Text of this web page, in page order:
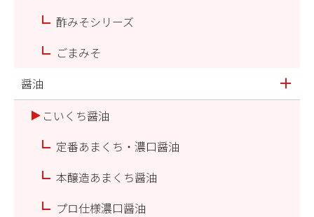
酢みそシリーズ
ごまみそ
醤油
こいくち醤油
定番あまくち・濃口醤油
本醸造あまくち醤油
プロ仕様濃口醤油